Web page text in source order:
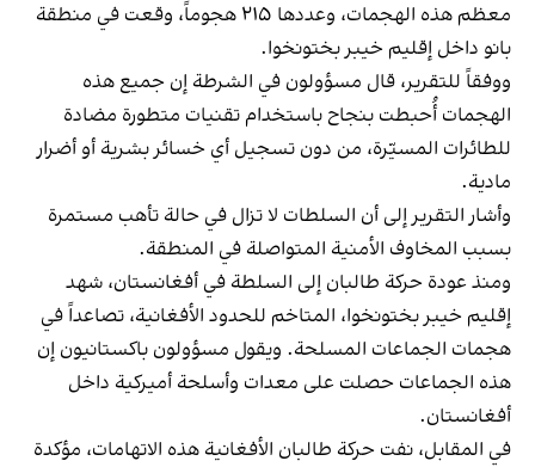
معظم هذه الهجمات، وعددها ٢١٥ هجوماً، وقعت في منطقة
بانو داخل إقليم خيبر بختونخوا.
ووفقاً للتقرير، قال مسؤولون في الشرطة إن جميع هذه
الهجمات أُحبطت بنجاح باستخدام تقنيات متطورة مضادة
للطائرات المسيّرة، من دون تسجيل أي خسائر بشرية أو أضرار
مادية.
وأشار التقرير إلى أن السلطات لا تزال في حالة تأهب مستمرة
بسبب المخاوف الأمنية المتواصلة في المنطقة.
ومنذ عودة حركة طالبان إلى السلطة في أفغانستان، شهد
إقليم خيبر بختونخوا، المتاخم للحدود الأفغانية، تصاعداً في
هجمات الجماعات المسلحة. ويقول مسؤولون باكستانيون إن
هذه الجماعات حصلت على معدات وأسلحة أميركية داخل
أفغانستان.
في المقابل، نفت حركة طالبان الأفغانية هذه الاتهامات، مؤكدة